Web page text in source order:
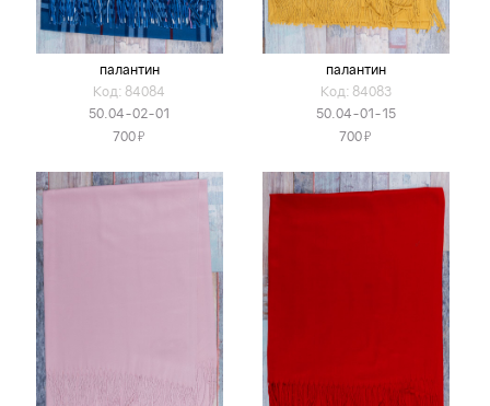
палантин
Код: 84084
50.04-02-01
700Я
палантин
Код: 84083
50.04-01-15
700Я